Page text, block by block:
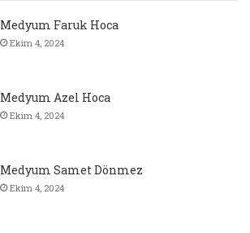
Medyum Faruk Hoca
Ekim 4, 2024
Medyum Azel Hoca
Ekim 4, 2024
Medyum Samet Dönmez
Ekim 4, 2024